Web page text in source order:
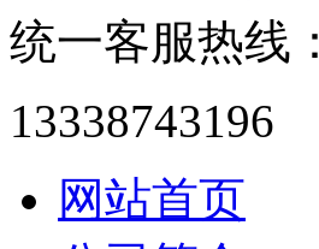
统一客服热线：
13338743196
网站首页